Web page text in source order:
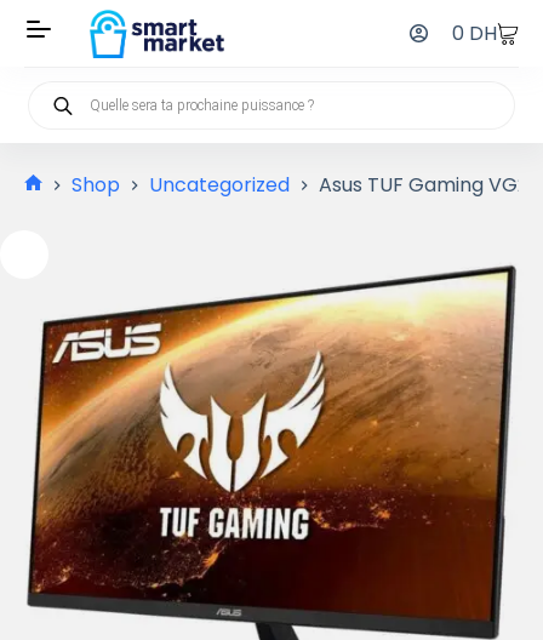
0 DH
Shop Uncategorized Asus TUF Gaming